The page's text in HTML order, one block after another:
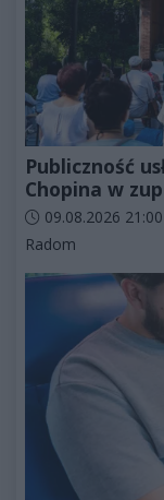
Publiczność
Chopina w
Data dodania
09.08.2026 21:00
Kategorie artykułu:
Radom